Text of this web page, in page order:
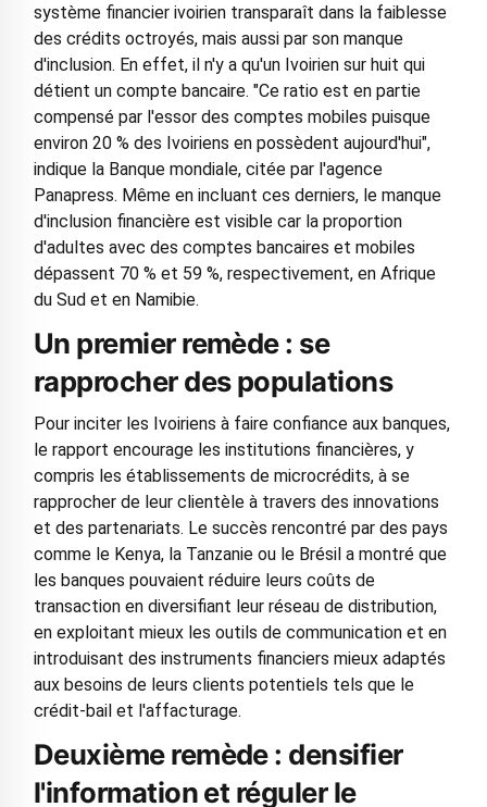
système financier ivoirien transparaît dans la faiblesse
des crédits octroyés, mais aussi par son manque
d'inclusion. En effet, il n'y a qu'un Ivoirien sur huit qui
détient un compte bancaire. "Ce ratio est en partie
compensé par l'essor des comptes mobiles puisque
environ 20 % des Ivoiriens en possèdent aujourd'hui",
indique la Banque mondiale, citée par l'agence
Panapress. Même en incluant ces derniers, le manque
d'inclusion financière est visible car la proportion
d'adultes avec des comptes bancaires et mobiles
dépassent 70 % et 59 %, respectivement, en Afrique
du Sud et en Namibie.
Un premier remède : se
rapprocher des populations
Pour inciter les Ivoiriens à faire confiance aux banques,
le rapport encourage les institutions financières, y
compris les établissements de microcrédits, à se
rapprocher de leur clientèle à travers des innovations
et des partenariats. Le succès rencontré par des pays
comme le Kenya, la Tanzanie ou le Brésil a montré que
les banques pouvaient réduire leurs coûts de
transaction en diversifiant leur réseau de distribution,
en exploitant mieux les outils de communication et en
introduisant des instruments financiers mieux adaptés
aux besoins de leurs clients potentiels tels que le
crédit-bail et l'affacturage.
Deuxième remède : densifier
l'information et réguler le